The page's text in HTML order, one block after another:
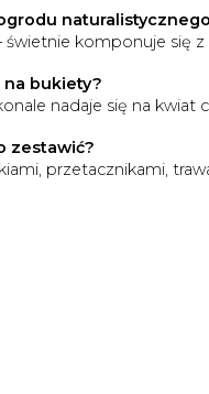
świetnie komponuje się
na bukiety?
nadaje się na
zestawić?
przetacznikami,